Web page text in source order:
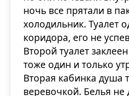
ночь все прятали в
холодильник. Туалет
коридора, его не
Второй туалет
тоже один и только
Вторая кабинка душа
веревочкой. Белья не